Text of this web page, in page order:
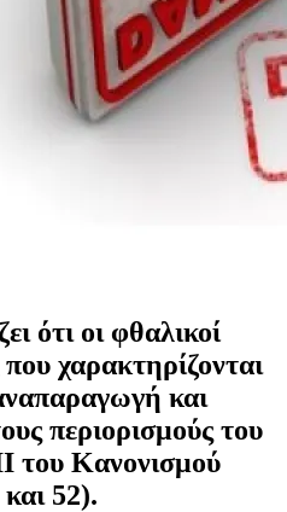
ότι οι φθαλικοί
που χαρακτηρίζονται
και
περιορισμούς του
του Κανονισμού
52).